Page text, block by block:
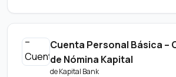
Cuenta Personal Básica –
de Nómina Kapital
deKapital Bank